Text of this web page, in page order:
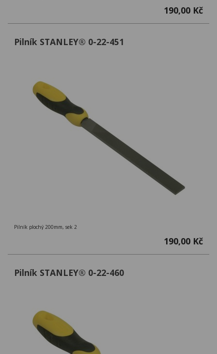
190,00 Kč
Pilník STANLEY® 0-22-451
Pilník plochý 200mm, sek 2
190,00 Kč
Pilník STANLEY® 0-22-460